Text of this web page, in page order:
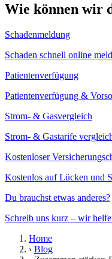
Wie können wir
Schadenmeldung
Schaden schnell online
Patientenverfügung
Patientenverfügung &
Strom- & Gasvergleich
Strom- & Gastarife
Kostenloser
Kostenlos auf Lücken und
Du brauchst etwas anderes?
Schreib uns kurz – wir
Home
› Blog